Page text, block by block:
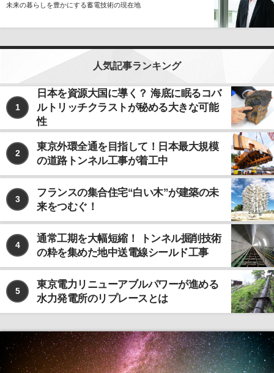
未来の暮らしを豊かにする蓄電技術の現在地
人気記事ランキング
1
日本を資源大国に導く？ 海底に眠るコバ
ルトリッチクラストが秘める大きな可能
性
2
東京外環全通を目指して！日本最大規模
の道路トンネル工事が着工中
3
フランスの集合住宅“白い木”が建築の未
来をつむぐ！
4
通常工期を大幅短縮！ トンネル掘削技術
の粋を集めた地中送電線シールド工事
5
東京電力リニューアブルパワーが進める
水力発電所のリプレースとは